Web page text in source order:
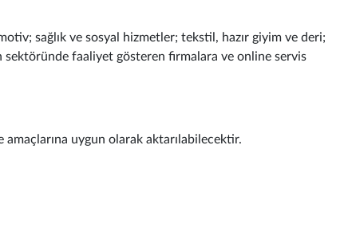
sağlık ve sosyal hizmetler; tekstil, hazır giyim ve deri;
sektöründe faaliyet gösteren firmalara ve online servis
uygun olarak aktarılabilecektir.